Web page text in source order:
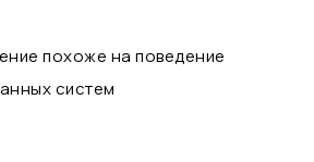
похоже на поведение
систем